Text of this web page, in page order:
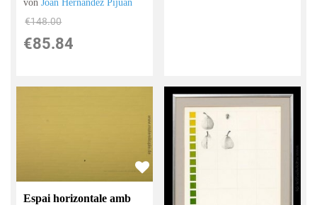
vonJoan Hernandez Pijuan
€148.00
€85.84
Espai horizontale amb